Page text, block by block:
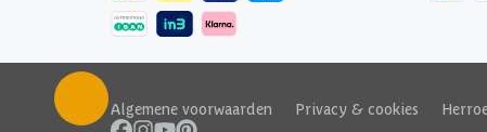
Algemene voorwaarden Privacy & cookies